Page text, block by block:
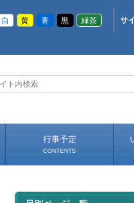
白 黄 青 黒 緑茶 サ
行事予定
CONTENTS